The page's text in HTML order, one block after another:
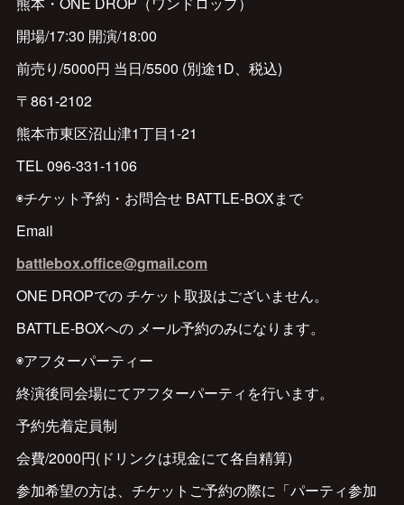
開場/17:30 開演/18:00
前売り/5000円 当日/5500 (別途1D、税込)
〒861-2102
熊本市東区沼山津1丁目1-21
TEL 096-331-1106
◉チケット予約・お問合せ BATTLE-BOXまで
Email
battlebox.office@gmail.com
ONE DROPでの チケット取扱はございません。
BATTLE-BOXへの メール予約のみになります。
◉アフターパーティー
終演後同会場にてアフターパーティを行います。
予約先着定員制
会費/2000円(ドリンクは現金にて各自精算)
参加希望の方は、チケットご予約の際に「パーティ参加